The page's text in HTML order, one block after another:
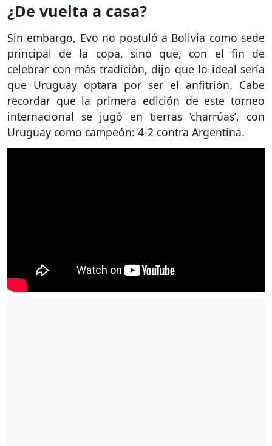
¿De vuelta a casa?
Sin embargo, Evo no postuló a Bolivia como sede
principal de la copa, sino que, con el fin de
celebrar con más tradición, dijo que lo ideal sería
que Uruguay optara por ser el anfitrión. Cabe
recordar que la primera edición de este torneo
internacional se jugó en tierras ‘charrúas’, con
Uruguay como campeón: 4-2 contra Argentina.